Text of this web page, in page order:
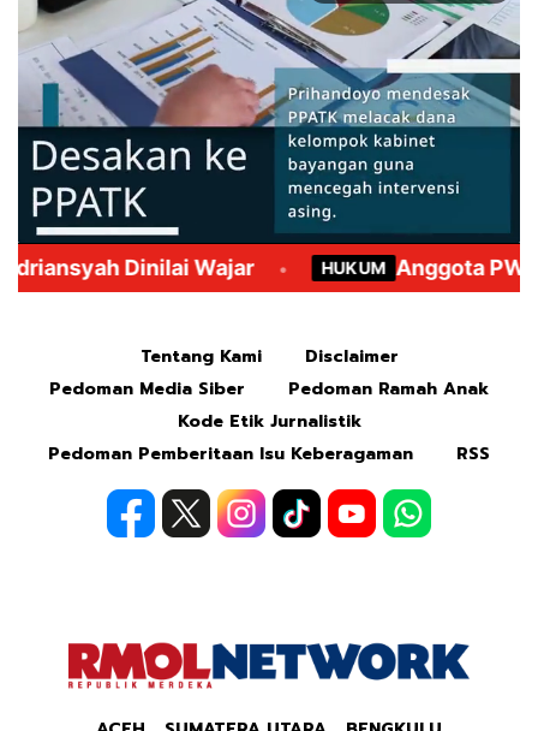
Tentang Kami
Disclaimer
Pedoman Media Siber
Pedoman Ramah Anak
Kode Etik Jurnalistik
Pedoman Pemberitaan Isu Keberagaman
RSS